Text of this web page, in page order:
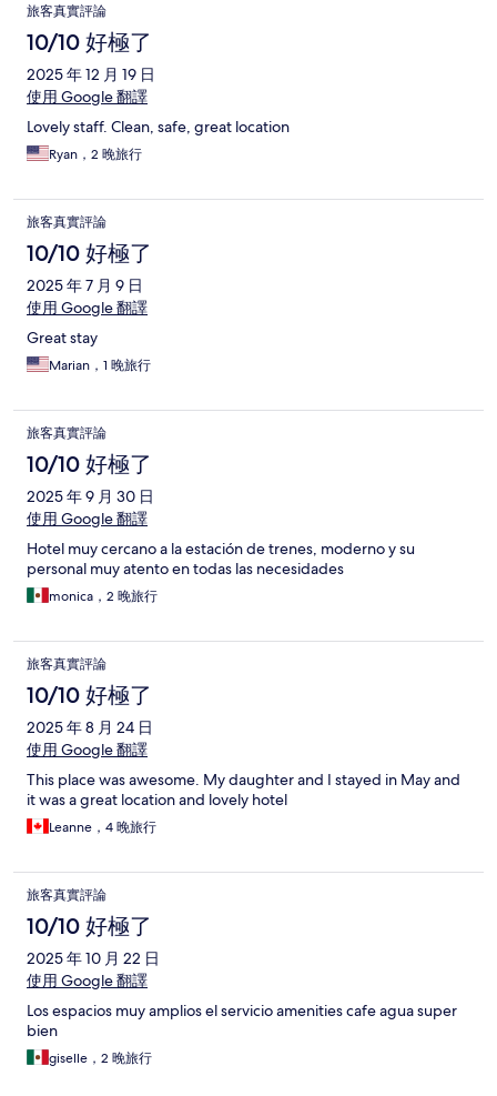
旅客真實評論
10/10 好極了
2025 年 12 月 19 日
使用 Google 翻譯
Lovely staff. Clean, safe, great location
Ryan，2 晚旅行
旅客真實評論
10/10 好極了
2025 年 7 月 9 日
使用 Google 翻譯
Great stay
Marian，1 晚旅行
旅客真實評論
10/10 好極了
2025 年 9 月 30 日
使用 Google 翻譯
Hotel muy cercano a la estación de trenes, moderno y su
personal muy atento en todas las necesidades
monica，2 晚旅行
旅客真實評論
10/10 好極了
2025 年 8 月 24 日
使用 Google 翻譯
This place was awesome. My daughter and I stayed in May and
it was a great location and lovely hotel
Leanne，4 晚旅行
旅客真實評論
10/10 好極了
2025 年 10 月 22 日
使用 Google 翻譯
Los espacios muy amplios el servicio amenities cafe agua super
bien
giselle，2 晚旅行